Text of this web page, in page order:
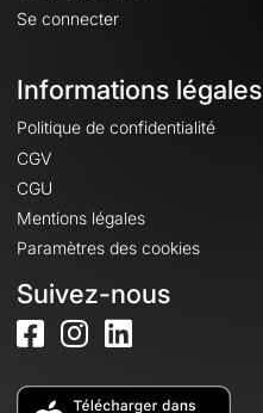
Se connecter
Informations légales
Politique de confidentialité
CGV
CGU
Mentions légales
Paramètres des cookies
Suivez-nous